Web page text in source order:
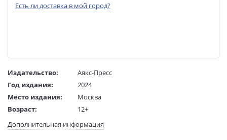
Есть ли доставка в мой город?
Издательство:
Аякс-Пресс
Год издания:
2024
Место издания:
Москва
Возраст:
12+
Язык текста:
Дополнительная информация